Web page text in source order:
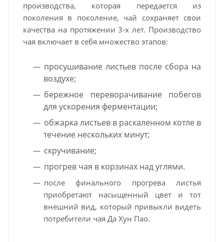
производства, которая передается из
поколения в поколение, чай сохраняет свои
качества на протяжении 3-х лет. Производство
чая включает в себя множество этапов:
просушивание листьев после сбора на
воздухе;
бережное переворачивание побегов
для ускорения ферментации;
обжарка листьев в раскаленном котле в
течение нескольких минут;
скручивание;
прогрев чая в корзинах над углями.
после финального прогрева листья
приобретают насыщенный цвет и тот
внешний вид, который привыкли видеть
потребители чая Да Хун Пао.